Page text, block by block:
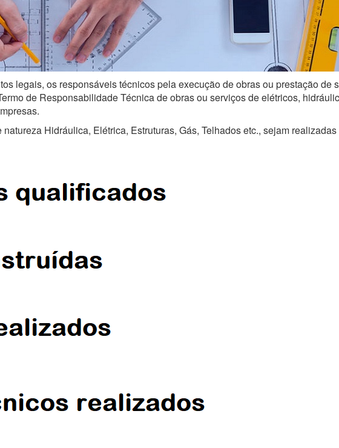
legais, os responsáveis técnicos pela execução de obras ou prestação de
de Responsabilidade Técnica de obras ou serviços de elétricos,
Hidráulica, Elétrica, Estruturas, Gás, Telhados etc., sejam